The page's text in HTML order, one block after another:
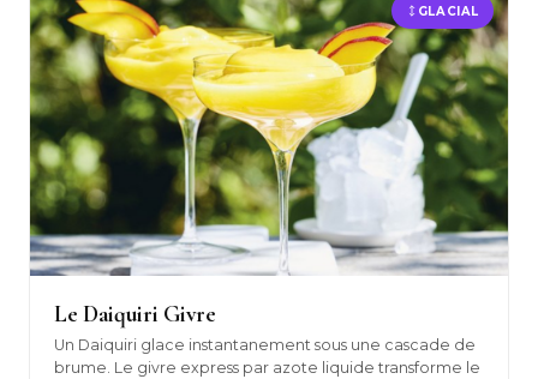
GLACIAL
Le Daiquiri Givre
Un Daiquiri glace instantanement sous une cascade de
brume. Le givre express par azote liquide transforme le